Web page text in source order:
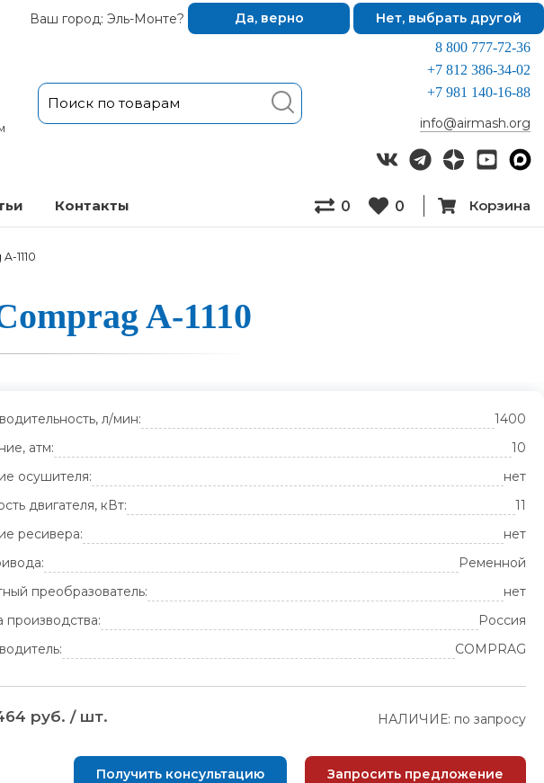
Ваш город: Эль-Монте? Да, верно Нет, выбрать другой
8 800 777-72-36
+7 812 386-34-02
+7 981 140-16-88
info@airmash.org
Кон­так­ты 0 0 Корзина
1110
A-1110
л/мин:
1400
атм:
10
осушителя:
нет
двигателя, кВт:
11
ресивера:
нет
Ременной
преобразователь:
нет
производства:
Россия
COMPRAG
руб. / шт. НАЛИЧИЕ: по запросу
Получить консультацию Запросить предложение